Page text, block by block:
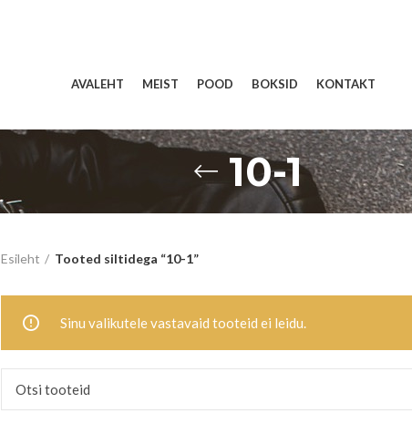
AVALEHT MEIST POOD BOKSID KONTAKT
10-1
Esileht Tooted siltidega “10-1”
Sinu valikutele vastavaid tooteid ei leidu.